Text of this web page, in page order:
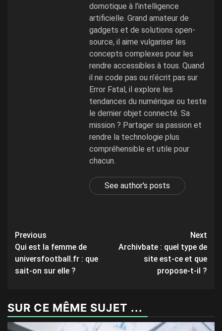
domotique à l’intelligence
artificielle. Grand amateur de
gadgets et de solutions open-
source, il aime vulgariser les
concepts complexes pour les
rendre accessibles à tous. Quand
il ne code pas ou n’écrit pas sur
Error Fatal, il explore les
tendances du numérique ou teste
le dernier objet connecté. Sa
mission ? Partager sa passion et
rendre la technologie plus
compréhensible et utile pour
chacun.
See author's posts
Post
navigation
Previous
Qui est la femme de
universfootball.fr : que
sait-on sur elle ?
Next
Archivbate : quel type de
site est-ce et que
propose-t-il ?
SUR CE MÊME SUJET ...